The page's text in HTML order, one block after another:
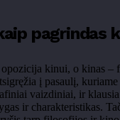
pagrindas
opozicija kinui, o kinas –
į pasaulį,
vaizdiniai, ir
ir charakteristikas.